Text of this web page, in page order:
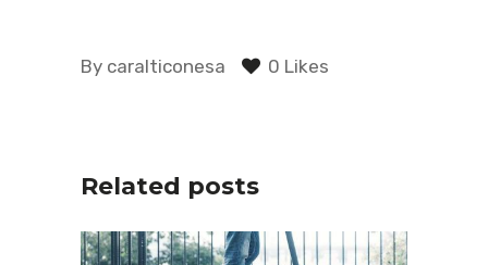
By caralticonesa 0 Likes
Related posts